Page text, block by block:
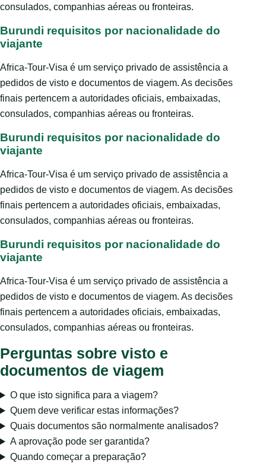
consulados, companhias aéreas ou fronteiras.
Burundi requisitos por nacionalidade do
viajante
Africa-Tour-Visa é um serviço privado de assistência a
pedidos de visto e documentos de viagem. As decisões
finais pertencem a autoridades oficiais, embaixadas,
consulados, companhias aéreas ou fronteiras.
Burundi requisitos por nacionalidade do
viajante
Africa-Tour-Visa é um serviço privado de assistência a
pedidos de visto e documentos de viagem. As decisões
finais pertencem a autoridades oficiais, embaixadas,
consulados, companhias aéreas ou fronteiras.
Burundi requisitos por nacionalidade do
viajante
Africa-Tour-Visa é um serviço privado de assistência a
pedidos de visto e documentos de viagem. As decisões
finais pertencem a autoridades oficiais, embaixadas,
consulados, companhias aéreas ou fronteiras.
Perguntas sobre visto e
documentos de viagem
O que isto significa para a viagem?
Quem deve verificar estas informações?
Quais documentos são normalmente analisados?
A aprovação pode ser garantida?
Quando começar a preparação?